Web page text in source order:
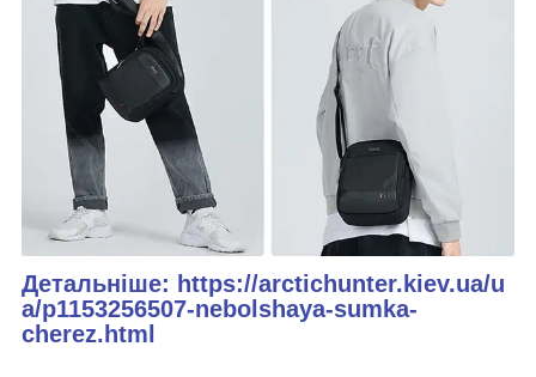
Детальніше: https://arctichunter.kiev.ua/u
a/p1153256507-nebolshaya-sumka-
cherez.html